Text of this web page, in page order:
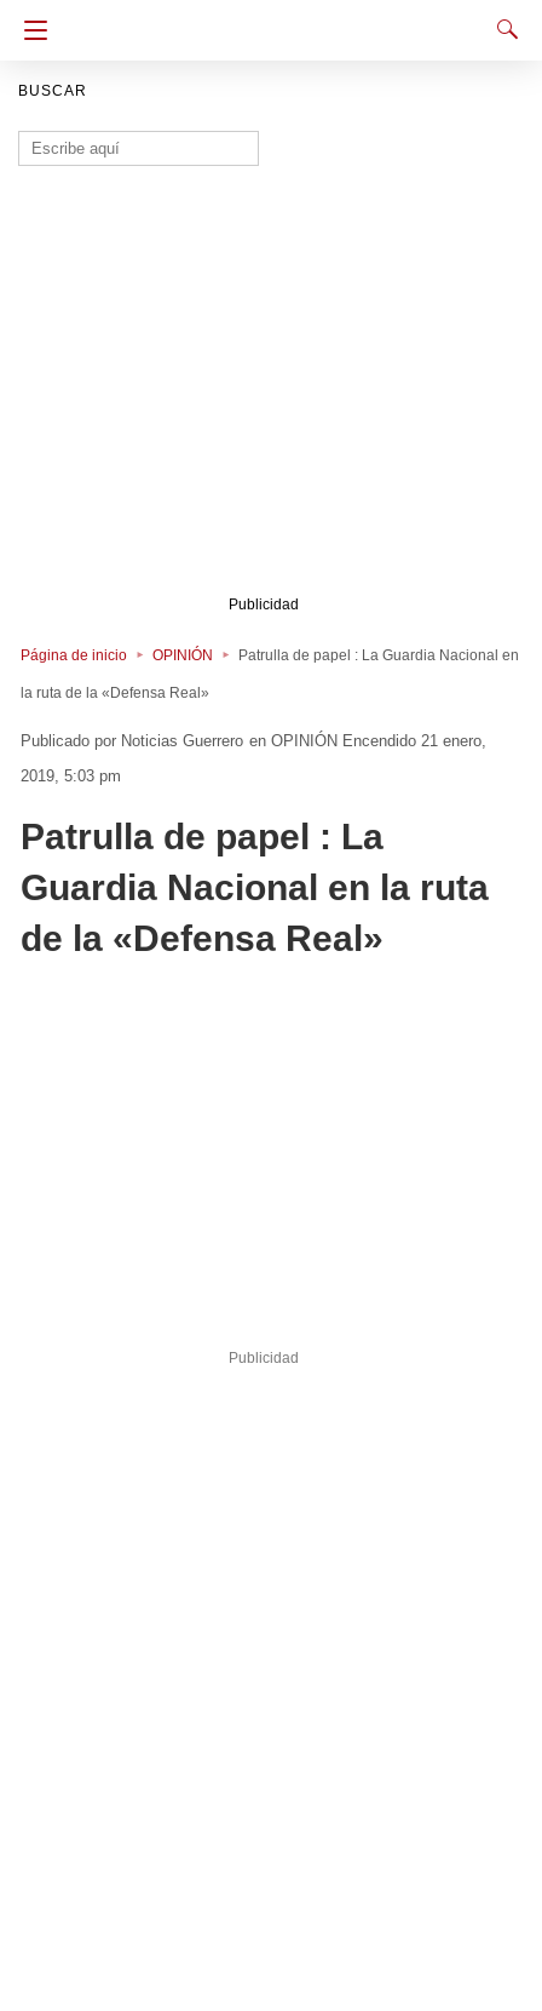
BUSCAR
Buscar:
Publicidad
Página de inicio OPINIÓN Patrulla de papel : La Guardia Nacional en
la ruta de la «Defensa Real»
Noticias Guerrero en OPINIÓN Encendido 21 enero,
2019, 5:03 pm
Patrulla de papel : La
Guardia Nacional en la ruta
de la «Defensa Real»
Publicidad